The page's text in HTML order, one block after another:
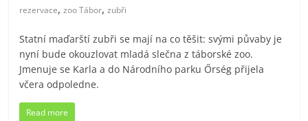
rezervace,zoo Tábor,zubři
Statní maďarští zubři se mají na co těšit: svými půvaby je
nyní bude okouzlovat mladá slečna z táborské zoo.
Jmenuje se Karla a do Národního parku Őrség přijela
včera odpoledne.
Read more